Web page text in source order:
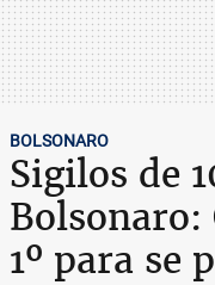
BOLSONARO
Sigilos de
Bolsonaro:
1º para se